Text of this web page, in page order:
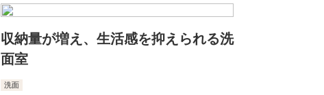
収納量が増え、生活感を抑えられる洗
面室
洗面